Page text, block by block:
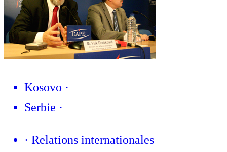
Kosovo ·
Serbie ·
· Relations internationales